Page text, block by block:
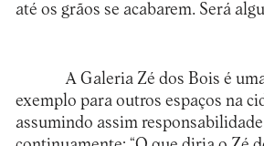
até os grãos se acabarem. Será
A Galeria Zé dos Bois é
exemplo para outros espaços na
assumindo assim